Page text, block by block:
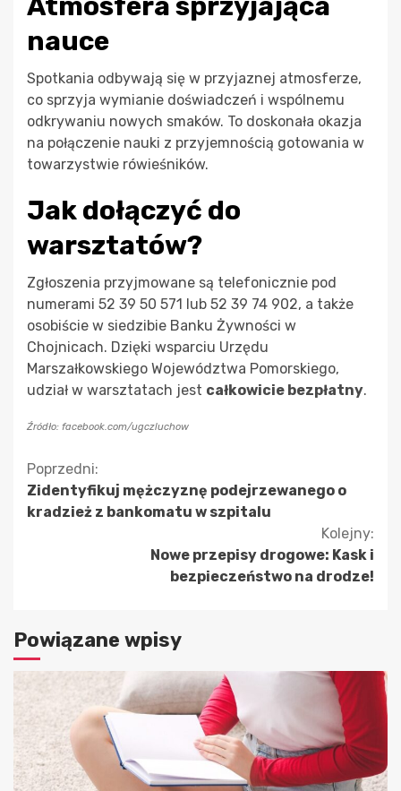
nauce
Spotkania odbywają się w przyjaznej atmosferze,
co sprzyja wymianie doświadczeń i wspólnemu
odkrywaniu nowych smaków. To doskonała okazja
na połączenie nauki z przyjemnością gotowania w
towarzystwie rówieśników.
Jak dołączyć do
warsztatów?
Zgłoszenia przyjmowane są telefonicznie pod
numerami 52 39 50 571 lub 52 39 74 902, a także
osobiście w siedzibie Banku Żywności w
Chojnicach. Dzięki wsparciu Urzędu
Marszałkowskiego Województwa Pomorskiego,
udział w warsztatach jest całkowicie bezpłatny.
Źródło: facebook.com/ugczluchow
Kontynuuj
czytanie
Poprzedni:
Zidentyfikuj mężczyznę podejrzewanego o
kradzież z bankomatu w szpitalu
Kolejny:
Nowe przepisy drogowe: Kask i
bezpieczeństwo na drodze!
Powiązane wpisy